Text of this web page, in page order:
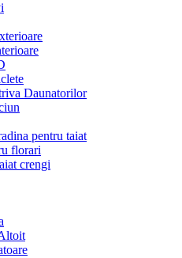
Daunatorilor
pentru taiat
florari
crengi